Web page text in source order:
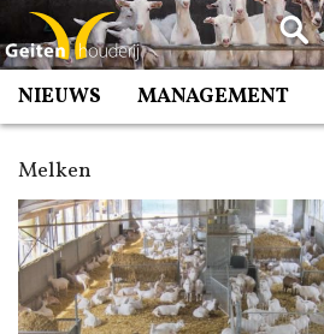
Spring
naar
inhoud
NIEUWS MANAGEMENT
Melken